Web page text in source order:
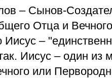
– Сынов-
Отца и
Иисус –
Иисус – один из
или